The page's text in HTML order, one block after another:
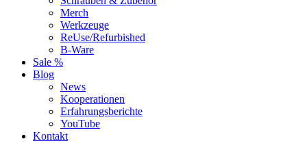
Merch
Werkzeuge
ReUse/Refurbished
B-Ware
Sale %
Blog
News
Kooperationen
Erfahrungsberichte
YouTube
Kontakt